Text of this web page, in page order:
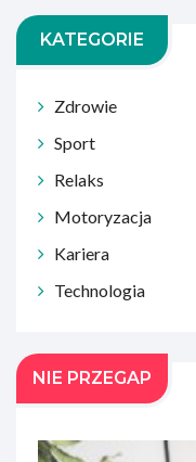
KATEGORIE
Zdrowie
Sport
Relaks
Motoryzacja
Kariera
Technologia
NIE PRZEGAP